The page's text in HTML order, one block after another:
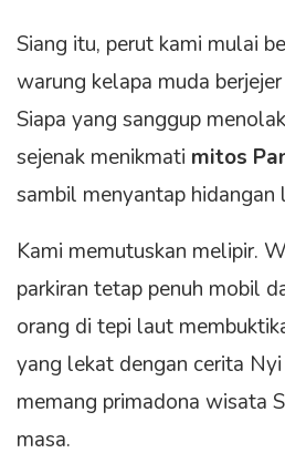
Siang itu, perut kami mulai
warung kelapa muda
Siapa yang sanggup
sejenak menikmati mitos
sambil menyantap hidangan
Kami memutuskan melipir.
parkiran tetap penuh mobil
orang di tepi laut
yang lekat dengan cerita
memang primadona wisata
masa.